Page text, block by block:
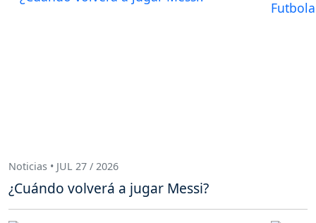
Noticias • JUL 27 / 2026
¿Cuándo volverá a jugar Messi?